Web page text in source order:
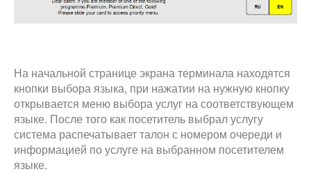
На начальной странице экрана терминала находятся
кнопки выбора языка, при нажатии на нужную кнопку
открывается меню выбора услуг на соответствующем
языке. После того как посетитель выбрал услугу
система распечатывает талон с номером очереди и
информацией по услуге на выбранном посетителем
языке.